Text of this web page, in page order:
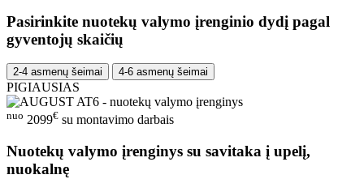
Pasirinkite nuotekų valymo įrenginio dydį pagal
gyventojų skaičių
2-4 asmenų šeimai 4-6 asmenų šeimai
PIGIAUSIAS
nuo 2099€ su montavimo darbais
Nuotekų valymo įrenginys su savitaka į upelį,
nuokalnę